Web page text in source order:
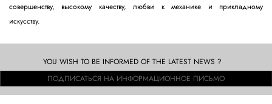
совершенству, высокому качеству, любви к механике и прикладному
искусству.
YOU WISH TO BE INFORMED OF THE LATEST NEWS ?
ПОДПИСАТЬСЯ НА ИНФОРМАЦИОННОЕ ПИСЬМО